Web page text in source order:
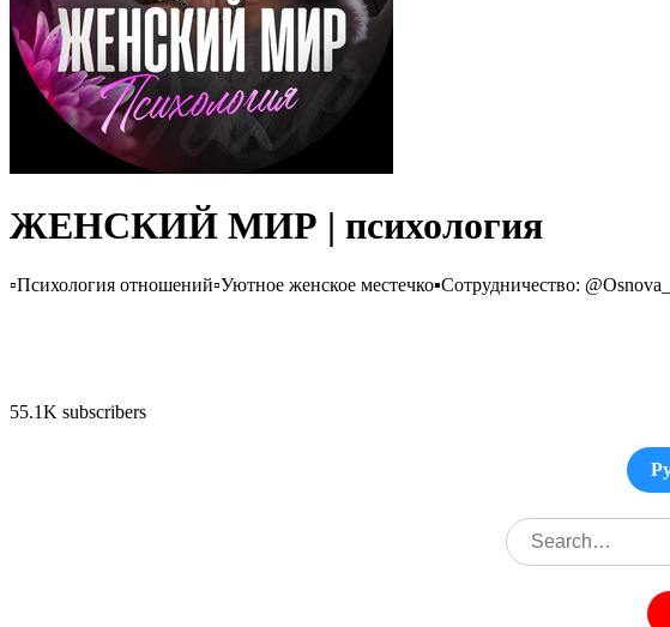
ЖЕНСКИЙ МИР | психология
▫️Психология отношений▫️Уютное женское местечко▪️Сотрудничество:
55.1K subscribers